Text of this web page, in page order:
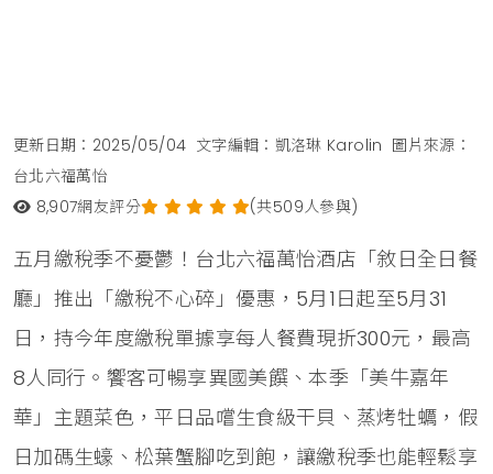
更新日期：2025/05/04 文字編輯：凱洛琳 Karolin 圖片來源：
台北六福萬怡
8,907網友評分 (共509人參與)
五月繳稅季不憂鬱！台北六福萬怡酒店「敘日全日餐
廳」推出「繳稅不心碎」優惠，5月1日起至5月31
日，持今年度繳稅單據享每人餐費現折300元，最高
8人同行。饗客可暢享異國美饌、本季「美牛嘉年
華」主題菜色，平日品嚐生食級干貝、蒸烤牡蠣，假
日加碼生蠔、松葉蟹腳吃到飽，讓繳稅季也能輕鬆享